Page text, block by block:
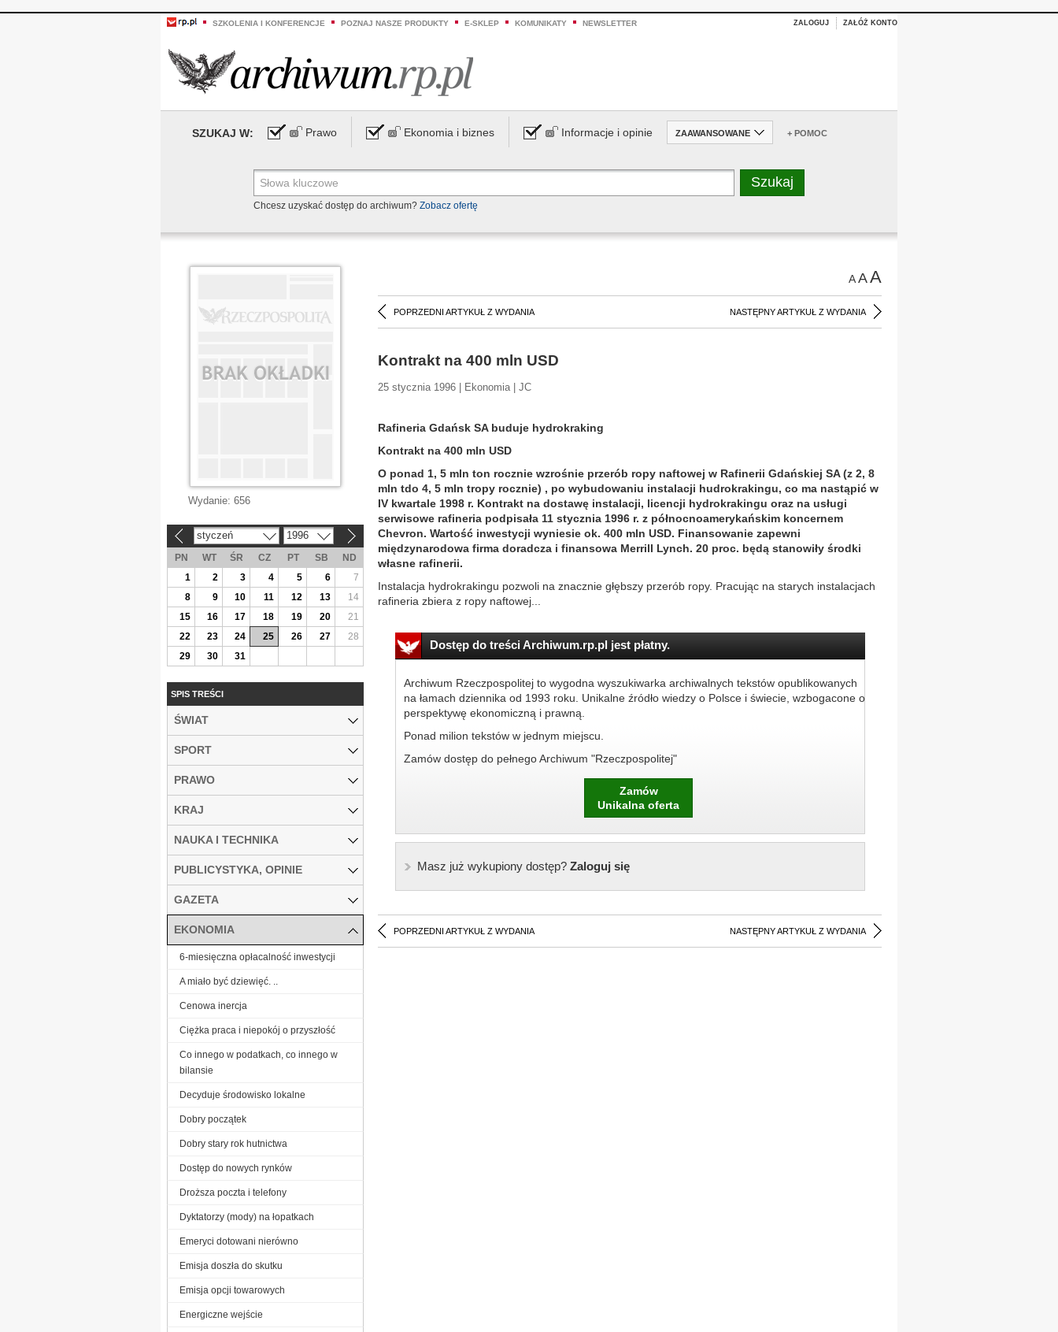
SZKOLENIA I KONFERENCJE POZNAJ NASZE PRODUKTY E-SKLEP KOMUNIKATY NEWSLETTER ZALOGUJ ZAŁÓŻ KONTO
SZUKAJ W: Prawo Ekonomia i biznes Informacje i opinie ZAAWANSOWANE + POMOC
Chcesz uzyskać dostęp do archiwum? Zobacz ofertę
AAA
POPRZEDNI ARTYKUŁ Z WYDANIA NASTĘPNY ARTYKUŁ Z WYDANIA
Kontrakt na 400 mln USD
25 stycznia 1996 | Ekonomia | JC
Rafineria Gdańsk SA buduje hydrokraking
Kontrakt na 400 mln USD
O ponad 1, 5 mln ton rocznie wzrośnie przerób ropy naftowej w Rafinerii Gdańskiej SA (z 2, 8
mln tdo 4, 5 mln tropy rocznie) , po wybudowaniu instalacji hudrokrakingu, co ma nastąpić w
IV kwartale 1998 r. Kontrakt na dostawę instalacji, licencji hydrokrakingu oraz na usługi
serwisowe rafineria podpisała 11 stycznia 1996 r. z północnoamerykańskim koncernem
Chevron. Wartość inwestycji wyniesie ok. 400 mln USD. Finansowanie zapewni
międzynarodowa firma doradcza i finansowa Merrill Lynch. 20 proc. będą stanowiły środki
własne rafinerii.
Instalacja hydrokrakingu pozwoli na znacznie głębszy przerób ropy. Pracując na starych instalacjach
rafineria zbiera z ropy naftowej...
Dostęp do treści Archiwum.rp.pl jest płatny.
Archiwum Rzeczpospolitej to wygodna wyszukiwarka archiwalnych tekstów opublikowanych
na łamach dziennika od 1993 roku. Unikalne źródło wiedzy o Polsce i świecie, wzbogacone o
perspektywę ekonomiczną i prawną.
Ponad milion tekstów w jednym miejscu.
Zamów dostęp do pełnego Archiwum "Rzeczpospolitej"
Zamów
Unikalna oferta
Masz już wykupiony dostęp?Zaloguj się
POPRZEDNI ARTYKUŁ Z WYDANIA NASTĘPNY ARTYKUŁ Z WYDANIA
Wydanie: 656
styczeń 1996
PN WT ŚR CZ PT SB
ND
1
2 3 4 5 6
7
8
9 10 11 12 13
14
15
16 17 18 19 20
21
22
23 24 25 26 27
28
29
30 31
SPIS TREŚCI
ŚWIAT
SPORT
PRAWO
KRAJ
NAUKA I TECHNIKA
PUBLICYSTYKA, OPINIE
GAZETA
EKONOMIA
6-miesięczna opłacalność inwestycji
A miało być dziewięć. ..
Cenowa inercja
Ciężka praca i niepokój o przyszłość
Co innego w podatkach, co innego w
bilansie
Decyduje środowisko lokalne
Dobry początek
Dobry stary rok hutnictwa
Dostęp do nowych rynków
Droższa poczta i telefony
Dyktatorzy (mody) na łopatkach
Emeryci dotowani nierówno
Emisja doszła do skutku
Emisja opcji towarowych
Energiczne wejście